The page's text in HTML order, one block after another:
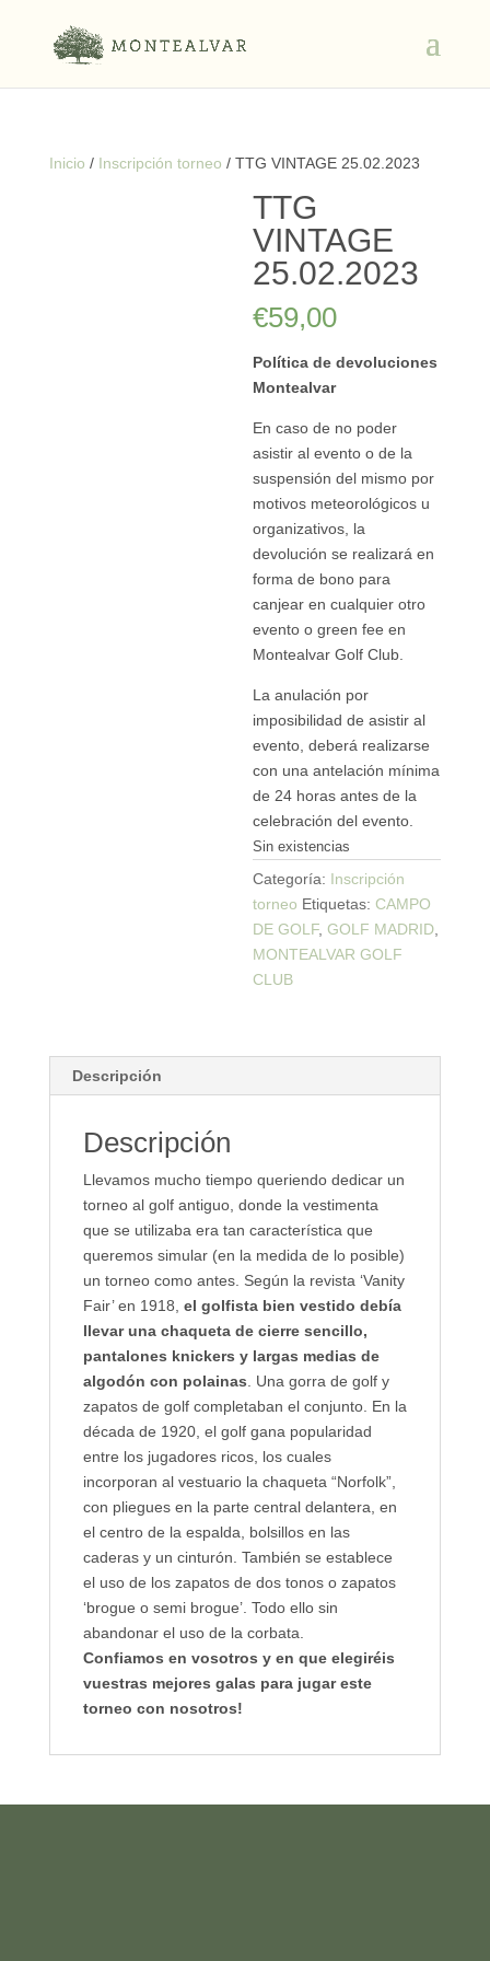
Inicio / Inscripción torneo / TTG VINTAGE 25.02.2023
TTG
VINTAGE
25.02.2023
€59,00
Política de devoluciones
Montealvar
En caso de no poder
asistir al evento o de la
suspensión del mismo por
motivos meteorológicos u
organizativos, la
devolución se realizará en
forma de bono para
canjear en cualquier otro
evento o green fee en
Montealvar Golf Club.
La anulación por
imposibilidad de asistir al
evento, deberá realizarse
con una antelación mínima
de 24 horas antes de la
celebración del evento.
Sin existencias
Categoría: Inscripción
torneo Etiquetas: CAMPO
DE GOLF, GOLF MADRID
MONTEALVAR GOLF
CLUB
Descripción
Descripción
Llevamos mucho tiempo queriendo dedicar un
torneo al golf antiguo, donde la vestimenta
que se utilizaba era tan característica que
queremos simular (en la medida de lo posible)
un torneo como antes. Según la revista ‘Vanity
Fair’ en 1918, el golfista bien vestido debía
llevar una chaqueta de cierre sencillo,
pantalones knickers y largas medias de
algodón con polainas . Una gorra de golf y
zapatos de golf completaban el conjunto. En la
década de 1920, el golf gana popularidad
entre los jugadores ricos, los cuales
incorporan al vestuario la chaqueta “Norfolk”,
con pliegues en la parte central delantera, en
el centro de la espalda, bolsillos en las
caderas y un cinturón. También se establece
el uso de los zapatos de dos tonos o zapatos
‘brogue o semi brogue’. Todo ello sin
abandonar el uso de la corbata.
Confiamos en vosotros y en que elegiréis
vuestras mejores galas para jugar este
torneo con nosotros!